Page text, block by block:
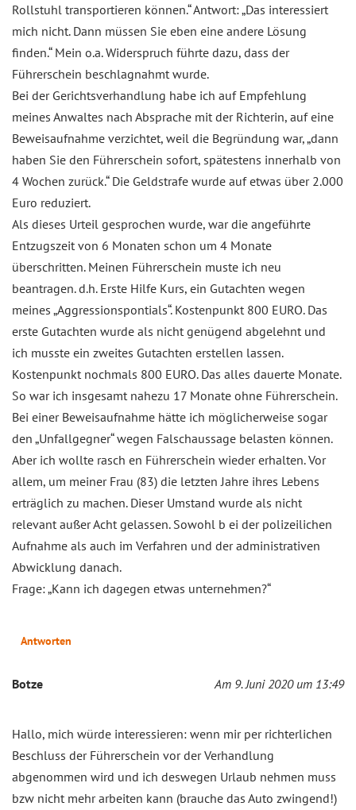
Rollstuhl transportieren können.“ Antwort: „Das interessiert
mich nicht. Dann müssen Sie eben eine andere Lösung
finden.“ Mein o.a. Widerspruch führte dazu, dass der
Führerschein beschlagnahmt wurde.
Bei der Gerichtsverhandlung habe ich auf Empfehlung
meines Anwaltes nach Absprache mit der Richterin, auf eine
Beweisaufnahme verzichtet, weil die Begründung war, „dann
haben Sie den Führerschein sofort, spätestens innerhalb von
4 Wochen zurück.“ Die Geldstrafe wurde auf etwas über 2.000
Euro reduziert.
Als dieses Urteil gesprochen wurde, war die angeführte
Entzugszeit von 6 Monaten schon um 4 Monate
überschritten. Meinen Führerschein muste ich neu
beantragen. d.h. Erste Hilfe Kurs, ein Gutachten wegen
meines „Aggressionspontials“. Kostenpunkt 800 EURO. Das
erste Gutachten wurde als nicht genügend abgelehnt und
ich musste ein zweites Gutachten erstellen lassen.
Kostenpunkt nochmals 800 EURO. Das alles dauerte Monate.
So war ich insgesamt nahezu 17 Monate ohne Führerschein.
Bei einer Beweisaufnahme hätte ich möglicherweise sogar
den „Unfallgegner“ wegen Falschaussage belasten können.
Aber ich wollte rasch en Führerschein wieder erhalten. Vor
allem, um meiner Frau (83) die letzten Jahre ihres Lebens
erträglich zu machen. Dieser Umstand wurde als nicht
relevant außer Acht gelassen. Sowohl b ei der polizeilichen
Aufnahme als auch im Verfahren und der administrativen
Abwicklung danach.
Frage: „Kann ich dagegen etwas unternehmen?“
Antworten
Botze Am 9. Juni 2020 um 13:49
Hallo, mich würde interessieren: wenn mir per richterlichen
Beschluss der Führerschein vor der Verhandlung
abgenommen wird und ich deswegen Urlaub nehmen muss
bzw nicht mehr arbeiten kann (brauche das Auto zwingend!)